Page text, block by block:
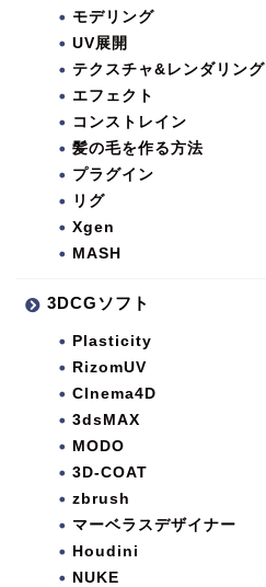
モデリング
UV展開
テクスチャ&レンダリング
エフェクト
コンストレイン
髪の毛を作る方法
プラグイン
リグ
Xgen
MASH
3DCGソフト
Plasticity
RizomUV
CInema4D
3dsMAX
MODO
3D-COAT
zbrush
マーベラスデザイナー
Houdini
NUKE